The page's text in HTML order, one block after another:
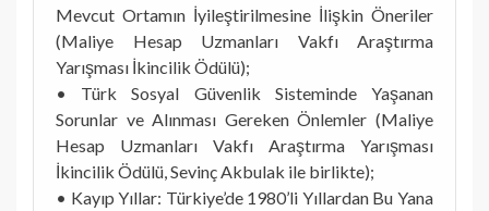
Mevcut Ortamın İyileştirilmesine İlişkin Öneriler
(Maliye Hesap Uzmanları Vakfı Araştırma
Yarışması İkincilik Ödülü);
• Türk Sosyal Güvenlik Sisteminde Yaşanan
Sorunlar ve Alınması Gereken Önlemler (Maliye
Hesap Uzmanları Vakfı Araştırma Yarışması
İkincilik Ödülü, Sevinç Akbulak ile birlikte);
• Kayıp Yıllar: Türkiye’de 1980’li Yıllardan Bu Yana